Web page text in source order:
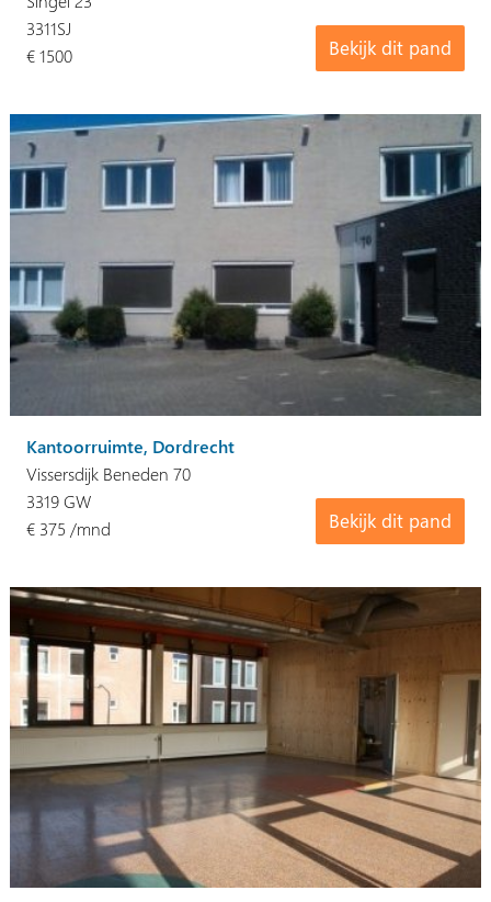
Bekijk dit pand
3311SJ
€ 1500
Kantoorruimte, Dordrecht
Vissersdijk Beneden 70
Bekijk dit pand
3319 GW
€ 375 /mnd